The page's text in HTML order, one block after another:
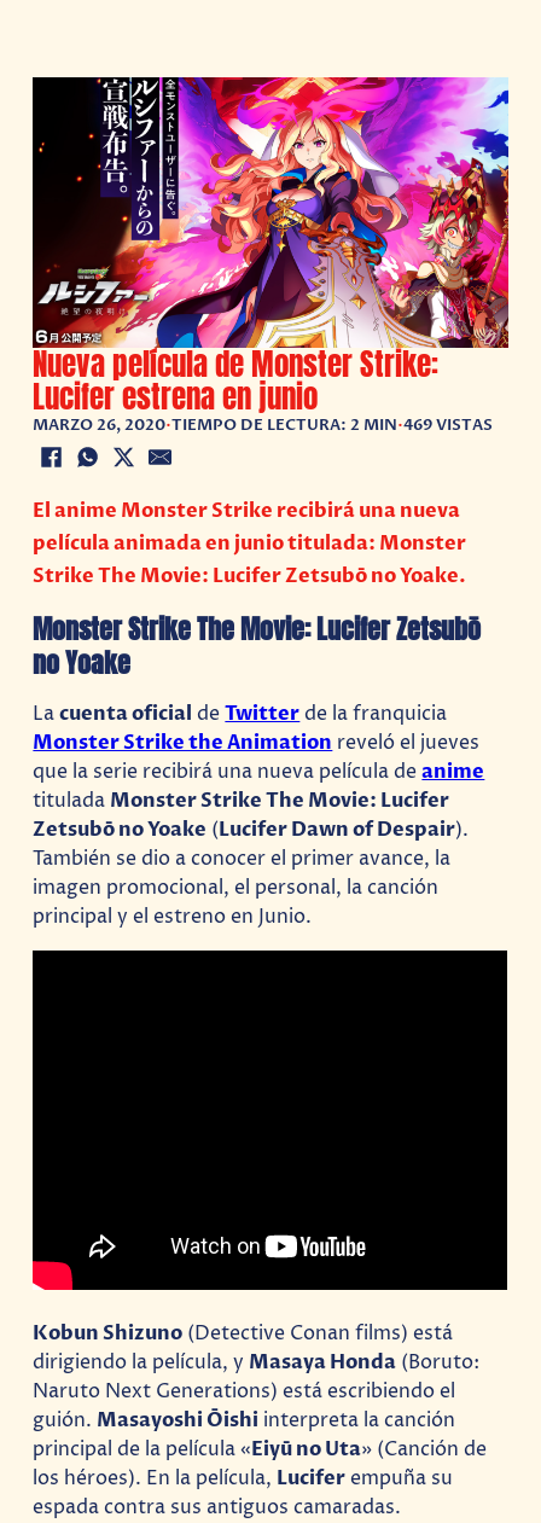
Nueva película de Monster Strike:
Lucifer estrena en junio
MARZO 26, 2020•TIEMPO DE LECTURA: 2 MIN•469 VISTAS
El anime Monster Strike recibirá una nueva
película animada en junio titulada: Monster
Strike The Movie: Lucifer Zetsubō no Yoake.
Monster Strike The Movie: Lucifer Zetsubō
no Yoake
Lacuenta oficial deTwitterde la franquicia
Monster Strike the Animation reveló el jueves
que la serie recibirá una nueva película deanime
titulada Monster Strike The Movie: Lucifer
Zetsubō no Yoake (Lucifer Dawn of Despair).
También se dio a conocer el primer avance, la
imagen promocional, el personal, la canción
principal y el estreno en Junio.
Kobun Shizuno (Detective Conan films) está
dirigiendo la película, y Masaya Honda (Boruto:
Naruto Next Generations) está escribiendo el
guión. Masayoshi Ōishi interpreta la canción
principal de la película «Eiyū no Uta» (Canción de
los héroes). En la película, Luciferempuña su
espada contra sus antiguos camaradas.